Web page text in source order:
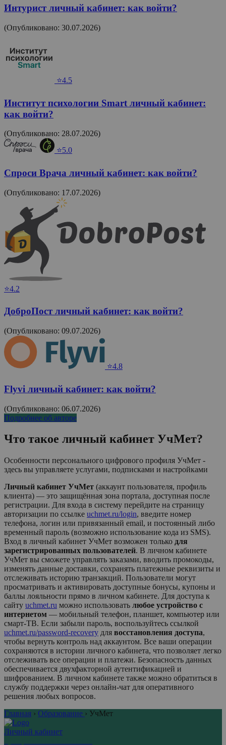
Интурист личный кабинет: как войти?
(Опубликовано: 30.07.2026)
⭐4.5
Институт психологии Smart личный кабинет:
как войти?
(Опубликовано: 28.07.2026)
⭐5.0
Спроси Врача личный кабинет: как войти?
(Опубликовано: 17.07.2026)
⭐4.2
ДоброПост личный кабинет: как войти?
(Опубликовано: 09.07.2026)
⭐4.8
Flyvi личный кабинет: как войти?
(Опубликовано: 06.07.2026)
Подробнее об авторе
Что такое личный кабинет УчМет?
Особенности персонального цифрового профиля УчМет -
здесь вы управляете услугами, подписками и настройками
Личный кабинет УчМет (аккаунт пользователя, профиль
клиента) — это защищённая зона портала, доступная после
регистрации. Для входа в систему перейдите на страницу
авторизации по ссылке uchmet.ru/login, введите номер
телефона, логин или привязанный email, и постоянный либо
временный пароль (возможно использование кода из SMS).
Вход в личный кабинет УчМет возможен только для
зарегистрированных пользователей. В личном кабинете
УчМет вы сможете управлять заказами, вводить промокоды,
изменять данные доставки, сохранять платежные реквизиты и
отслеживать историю транзакций. Пользователи могут
просматривать и активировать доступные бонусы, купоны и
баллы лояльности прямо в личном кабинете. Для доступа к
сайту uchmet.ru можно использовать любое устройство с
интернетом — мобильный телефон, планшет, компьютер или
смарт-ТВ. Если забыли пароль, воспользуйтесь ссылкой
uchmet.ru/password-recovery для восстановления доступа,
чтобы вернуть контроль над аккаунтом. Все ваши операции
сохраняются в истории личного кабинета, что позволяет легко
отслеживать все операции и платежи. Безопасность данных
обеспечивается двухфакторной аутентификацией и
шифрованием. В личном кабинете также можно обратиться в
службу поддержки через онлайн-чат для оперативного
решения любых вопросов.
Главная › Образование › УчМет
Личный кабинет